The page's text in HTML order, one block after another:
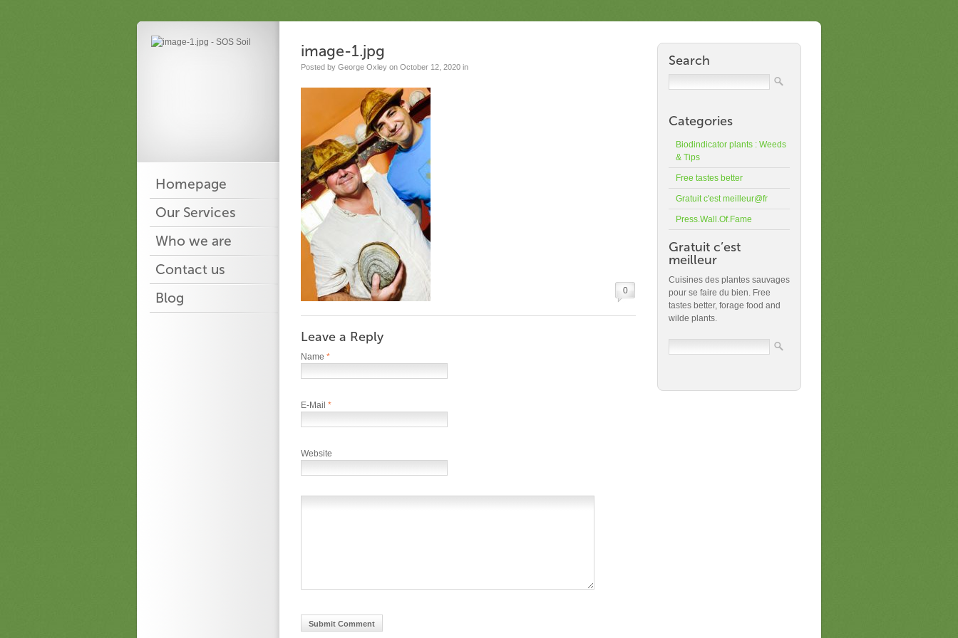
Homepage
Our Services
Who we are
Contact us
Blog
image-1.jpg
Posted by George Oxley on October 12, 2020 in
0
Leave a Reply
Name *
E-Mail *
Website
Search
Categories
Biodindicator plants : Weeds
& Tips
Free tastes better
Gratuit c'est meilleur@fr
Press.Wall.Of.Fame
Gratuit c’est
meilleur
Cuisines des plantes sauvages
pour se faire du bien. Free
tastes better, forage food and
wilde plants.